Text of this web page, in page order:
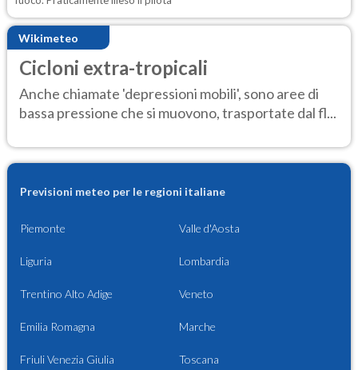
Wikimeteo
Cicloni extra-tropicali
Anche chiamate 'depressioni mobili', sono aree di
bassa pressione che si muovono, trasportate dal fl...
Previsioni meteo per le regioni italiane
Piemonte Valle d'Aosta
Liguria Lombardia
Trentino Alto Adige Veneto
Emilia Romagna Marche
Friuli Venezia Giulia Toscana